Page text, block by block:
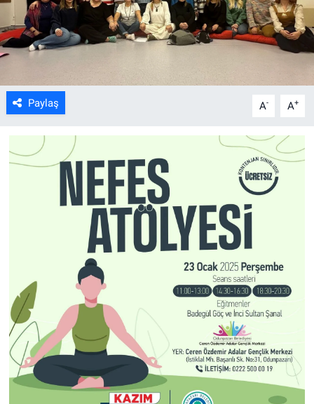
Paylaş A- A+